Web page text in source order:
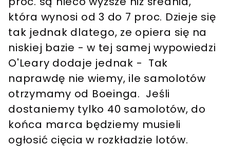
która wynosi od 3 do 7 proc. Dzieje się
tak jednak dlatego, ze opiera się na
niskiej bazie - w tej samej wypowiedzi
O'Leary dodaje jednak - Tak
naprawdę nie wiemy, ile samolotów
otrzymamy od Boeinga. Jeśli
dostaniemy tylko 40 samolotów, do
końca marca będziemy musieli
ogłosić cięcia w rozkładzie lotów.